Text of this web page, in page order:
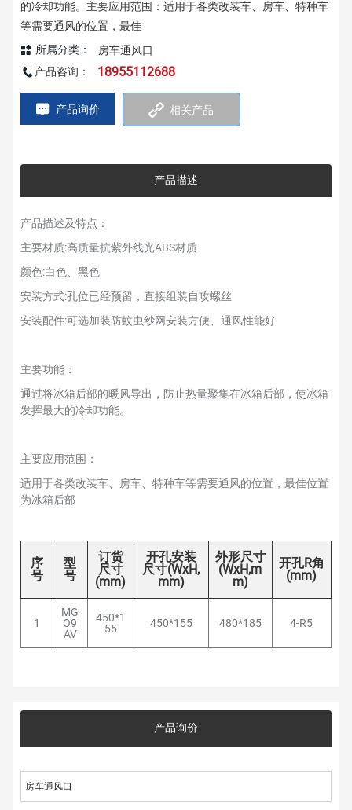
的冷却功能。主要应用范围：适用于各类改装车、房车、特种车
等需要通风的位置，最佳
所属分类： 房车通风口
产品咨询： 18955112688
产品询价 相关产品
产品描述
产品描述及特点：
主要材质:高质量抗紫外线光ABS材质
颜色:白色、黑色
安装方式:孔位已经预留，直接组装自攻螺丝
安装配件:可选加装防蚊虫纱网安装方便、通风性能好
主要功能：
通过将冰箱后部的暖风导出，防止热量聚集在冰箱后部，使冰箱
发挥最大的冷却功能。
主要应用范围：
适用于各类改装车、房车、特种车等需要通风的位置，最佳位置
为冰箱后部
序
号
型
号
订货
尺寸
(mm)
开孔安装
尺寸(WxH,
mm)
外形尺寸
(WxH,m
m)
开孔R角
(mm)
1
MG
O9
AV
450*1
55
450*155 480*185 4-R5
产品询价